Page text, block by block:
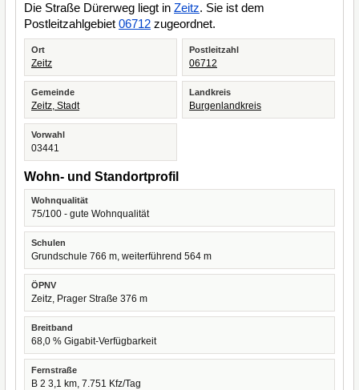
Die Straße Dürerweg liegt in Zeitz. Sie ist dem
Postleitzahlgebiet 06712 zugeordnet.
Ort
Zeitz
Postleitzahl
06712
Gemeinde
Zeitz, Stadt
Landkreis
Burgenlandkreis
Vorwahl
03441
Wohn- und Standortprofil
Wohnqualität
75/100 - gute Wohnqualität
Schulen
Grundschule 766 m, weiterführend 564 m
ÖPNV
Zeitz, Prager Straße 376 m
Breitband
68,0 % Gigabit-Verfügbarkeit
Fernstraße
B 2 3,1 km, 7.751 Kfz/Tag